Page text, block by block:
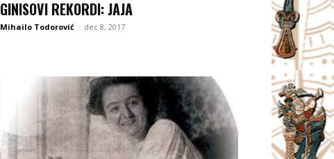
GINISOVI REKORDI: JAJA
Mihailo Todorović - dec 8, 2017